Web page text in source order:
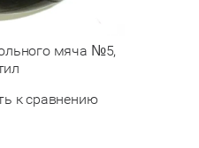
мяча №5,
к сравнению